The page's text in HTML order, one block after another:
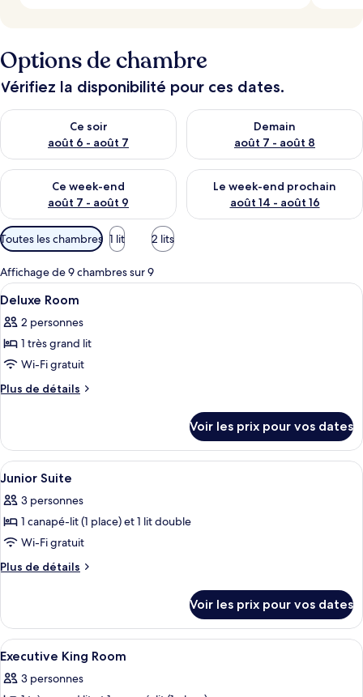
Options de chambre
Vérifiez la disponibilité pour ces dates.
Ce soir
août 6 - août 7
Vérifier la disponibilité pour ce soir août 6 - août 7
Demain
août 7 - août 8
Vérifier la disponibilité pour
Ce week-end
août 7 - août 9
Vérifier la disponibilité pour ce week-end août 7 - août 9
Le week-end prochain
août 14 - août 16
Vérifier la disponibilité pour
Filtres
disponibles
pour
les
chambres
Toutes les chambres 1 lit 2 lits
Affichage de 9 chambres sur 9
Afficher
toutes
les
photos
pour
ce
chambre :
Deluxe
Room
Une chambre d’hôtel avec un
5
Deluxe Room
2 personnes
1 très grand lit
Wi-Fi gratuit
Plus de détails
Plus
le
type
de
Deluxe
Room
Voir les prix pour vos dates
Afficher
toutes
les
photos
pour
ce
chambre :
Junior
Suite
Une chambre d’hôtel avec un grand
8
Junior Suite
3 personnes
1 canapé-lit (1 place) et 1 lit double
Wi-Fi gratuit
Plus de détails
Plus
le
type
de
Junior
Voir les prix pour vos dates
Afficher
toutes
les
Une chambre d’hôtel avec un
6
Executive King Room
3 personnes